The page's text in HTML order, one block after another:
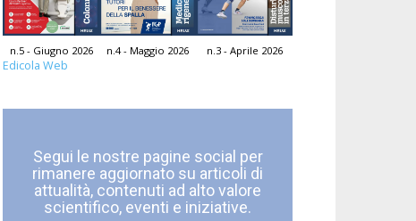
n.5 - Giugno 2026 n.4 - Maggio 2026 n.3 - Aprile 2026
Edicola Web
Segui le nostre pagine social per
rimanere aggiornato su articoli di
attualità, contenuti ad alto valore
scientifico, eventi e iniziative.